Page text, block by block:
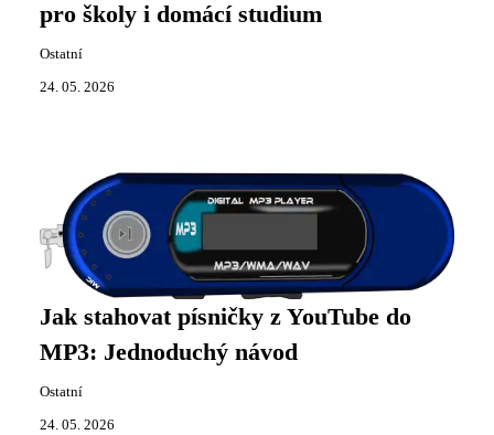
pro školy i domácí studium
Ostatní
24. 05. 2026
Jak stahovat písničky z YouTube do
MP3: Jednoduchý návod
Ostatní
24. 05. 2026